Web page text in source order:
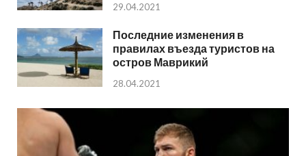
29.04.2021
Последние изменения в
правилах въезда туристов на
остров Маврикий
28.04.2021